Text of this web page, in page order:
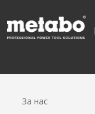
За нас